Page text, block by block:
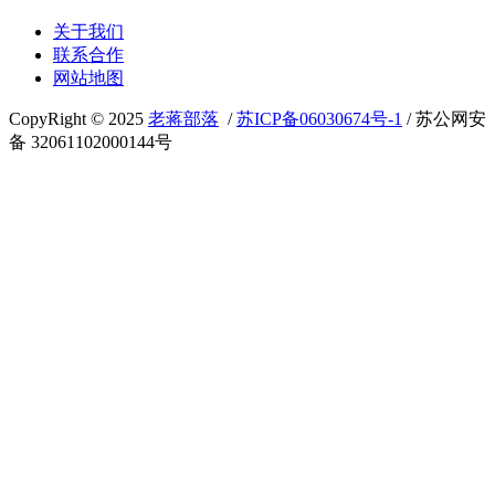
关于我们
联系合作
网站地图
CopyRight © 2025 老蒋部落 /苏ICP备06030674号-1 / 苏公网安
备 32061102000144号